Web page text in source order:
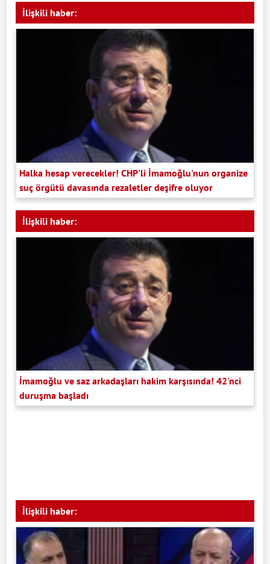
İlişkili haber:
Halka hesap verecekler! CHP'li İmamoğlu'nun organize
suç örgütü davasında rezaletler deşifre oluyor
İlişkili haber:
İmamoğlu ve saz arkadaşları hakim karşısında! 42'nci
duruşma başladı
İlişkili haber: